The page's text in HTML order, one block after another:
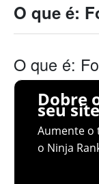
O que é:
O que é:
Dobre
seu
Aumente o
o Ninja